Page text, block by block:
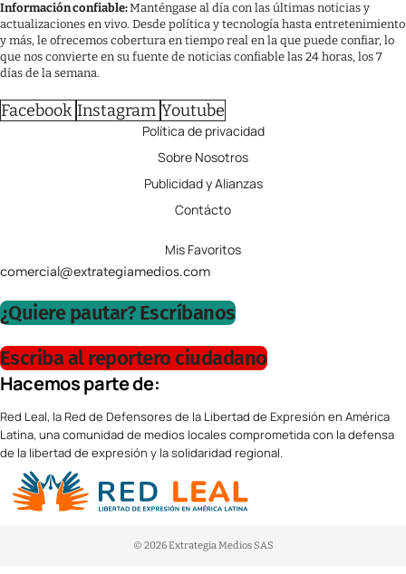
Información confiable:Manténgase al día con las últimas noticias y
actualizaciones en vivo. Desde política y tecnología hasta entretenimiento
y más, le ofrecemos cobertura en tiempo real en la que puede confiar, lo
que nos convierte en su fuente de noticias confiable las 24 horas, los 7
días de la semana.
Facebook Instagram Youtube
Política de privacidad
Sobre Nosotros
Publicidad y Alianzas
Contácto
Mis Favoritos
comercial@extrategiamedios.com
¿Quiere pautar? Escríbanos
Escriba al reportero ciudadano
Hacemos parte de:
Red Leal, la Red de Defensores de la Libertad de Expresión en América
Latina, una comunidad de medios locales comprometida con la defensa
de la libertad de expresión y la solidaridad regional.
© 2026 Extrategia Medios SAS